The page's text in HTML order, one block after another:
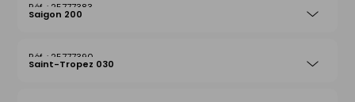
25777383
Saigon 200
25777390
Saint-Tropez 030